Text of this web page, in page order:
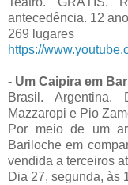
antecedência. 12
269 lugares
https://
- Um Caipira em
Brasil. Argentina.
Mazzaropi e Pio
Por meio de um
Bariloche em
vendida a terceiros
Dia 27, segunda, às